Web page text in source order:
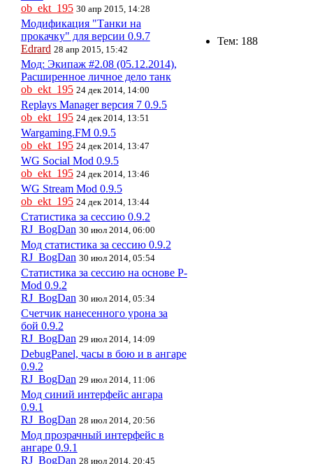
Тем: 188
ob_ekt_195 30 апр 2015, 14:28
Модификация "Танки на
прокачку" для версии 0.9.7
Edrard 28 апр 2015, 15:42
Мод: Экипаж #2.08 (05.12.2014),
Расширенное личное дело танк
ob_ekt_195 24 дек 2014, 14:00
Replays Manager версия 7 0.9.5
ob_ekt_195 24 дек 2014, 13:51
Wargaming.FM 0.9.5
ob_ekt_195 24 дек 2014, 13:47
WG Social Mod 0.9.5
ob_ekt_195 24 дек 2014, 13:46
WG Stream Mod 0.9.5
ob_ekt_195 24 дек 2014, 13:44
Статистика за сессию 0.9.2
RJ_BogDan 30 июл 2014, 06:00
Мод статистика за сессию 0.9.2
RJ_BogDan 30 июл 2014, 05:54
Статистика за сессию на основе P-
Mod 0.9.2
RJ_BogDan 30 июл 2014, 05:34
Счетчик нанесенного урона за
бой 0.9.2
RJ_BogDan 29 июл 2014, 14:09
DebugPanel, часы в бою и в ангаре
0.9.2
RJ_BogDan 29 июл 2014, 11:06
Мод синий интерфейс ангара
0.9.1
RJ_BogDan 28 июл 2014, 20:56
Мод прозрачный интерфейс в
ангаре 0.9.1
RJ_BogDan 28 июл 2014, 20:45